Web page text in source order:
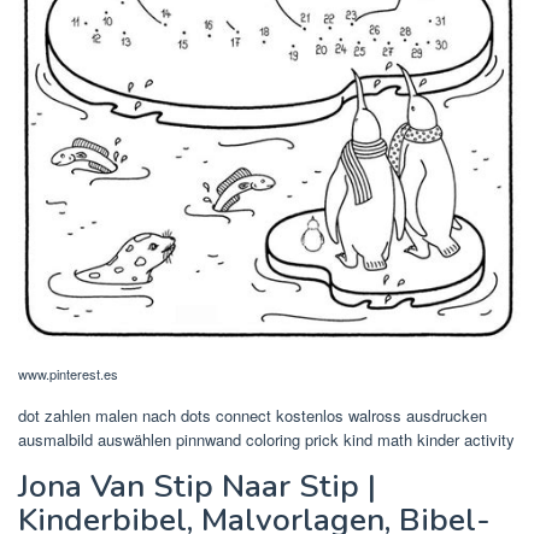
www.pinterest.es
dot zahlen malen nach dots connect kostenlos walross ausdrucken
ausmalbild auswählen pinnwand coloring prick kind math kinder activity
Jona Van Stip Naar Stip |
Kinderbibel, Malvorlagen, Bibel-